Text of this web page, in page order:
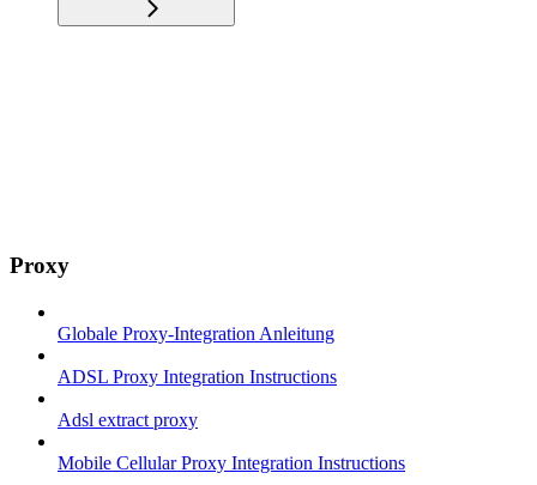
Proxy
Globale Proxy-Integration Anleitung
ADSL Proxy Integration Instructions
Adsl extract proxy
Mobile Cellular Proxy Integration Instructions